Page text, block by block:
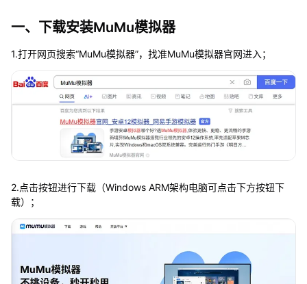
一、下载安装MuMu模拟器
1.打开网页搜索“MuMu模拟器”，找准MuMu模拟器官网进入；
2.点击按钮进行下载（Windows ARM架构电脑可点击下方按钮下
载）；